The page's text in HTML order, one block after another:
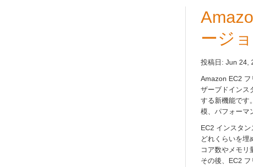
ージ
投稿日: Jun 24,
Amazon EC2 フ
ザーブドインス
する新機能です
模、パフォーマ
EC2 インスタ
どれくらいを埋
コア数やメモリ
その後、EC2